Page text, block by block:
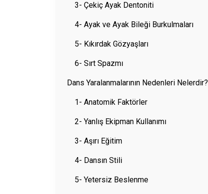
3- Çekiç Ayak Dentoniti
4- Ayak ve Ayak Bileği Burkulmaları
5- Kıkırdak Gözyaşları
6- Sırt Spazmı
Dans Yaralanmalarının Nedenleri Nelerdir?
1- Anatomik Faktörler
2- Yanlış Ekipman Kullanımı
3- Aşırı Eğitim
4- Dansın Stili
5- Yetersiz Beslenme